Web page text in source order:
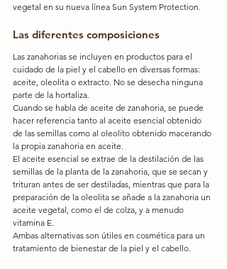
vegetal en su nueva línea Sun System Protection.
Las diferentes composiciones
Las zanahorias se incluyen en productos para el
cuidado de la piel y el cabello en diversas formas:
aceite, oleolita o extracto. No se desecha ninguna
parte de la hortaliza.
Cuando se habla de aceite de zanahoria, se puede
hacer referencia tanto al aceite esencial obtenido
de las semillas como al oleolito obtenido macerando
la propia zanahoria en aceite.
El aceite esencial se extrae de la destilación de las
semillas de la planta de la zanahoria, que se secan y
trituran antes de ser destiladas, mientras que para la
preparación de la oleolita se añade a la zanahoria un
aceite vegetal, como el de colza, y a menudo
vitamina E.
Ambas alternativas son útiles en cosmética para un
tratamiento de bienestar de la piel y el cabello.